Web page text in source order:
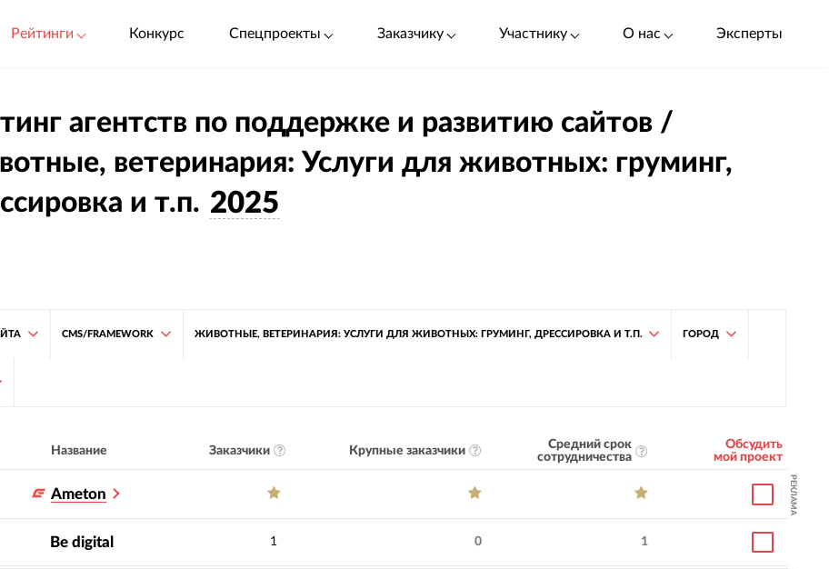
Рейтинги Конкурс Спецпроекты Заказчику Участнику О нас Эксперты
агентств по поддержке и развитию сайтов /
ветеринария: Услуги для животных: груминг,
и т.п. 2025
CMS/FRAMEWORK ЖИВОТНЫЕ, ВЕТЕРИНАРИЯ: УСЛУГИ ДЛЯ ЖИВОТНЫХ: ГРУМИНГ, ДРЕССИРОВКА И Т.П. ГОРОД
Название Заказчики Крупные заказчики
Средний срок
сотрудничества
Обсудить
мой проект
Ameton РЕКЛАМА
Be digital 1 0 1